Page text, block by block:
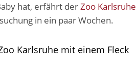
hat, erfährt derZoo Karlsruhe
in ein paar Wochen.